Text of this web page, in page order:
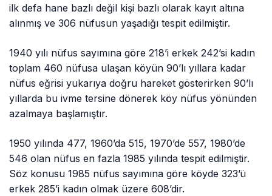
ilk defa hane bazlı değil kişi bazlı olarak kayıt altına
alınmış ve 306 nüfusun yaşadığı tespit edilmiştir.
1940 yılı nüfus sayımına göre 218’i erkek 242’si kadın
toplam 460 nüfusa ulaşan köyün 90’lı yıllara kadar
nüfus eğrisi yukarıya doğru hareket gösterirken 90’lı
yıllarda bu ivme tersine dönerek köy nüfus yönünden
azalmaya başlamıştır.
1950 yılında 477, 1960’da 515, 1970’de 557, 1980’de
546 olan nüfus en fazla 1985 yılında tespit edilmiştir.
Söz konusu 1985 nüfus sayımına göre köyde 323’ü
erkek 285’i kadın olmak üzere 608’dir.